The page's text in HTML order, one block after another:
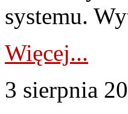
systemu.
Więcej...
3 sierpnia